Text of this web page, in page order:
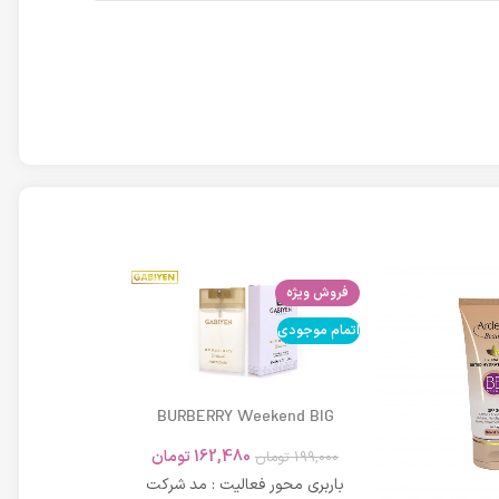
فروش ویژه
اتمام موجودی
BURBERRY Weekend BIG
199,000 تومان 162,480تومان
باربری محور فعالیت : مد شرکت